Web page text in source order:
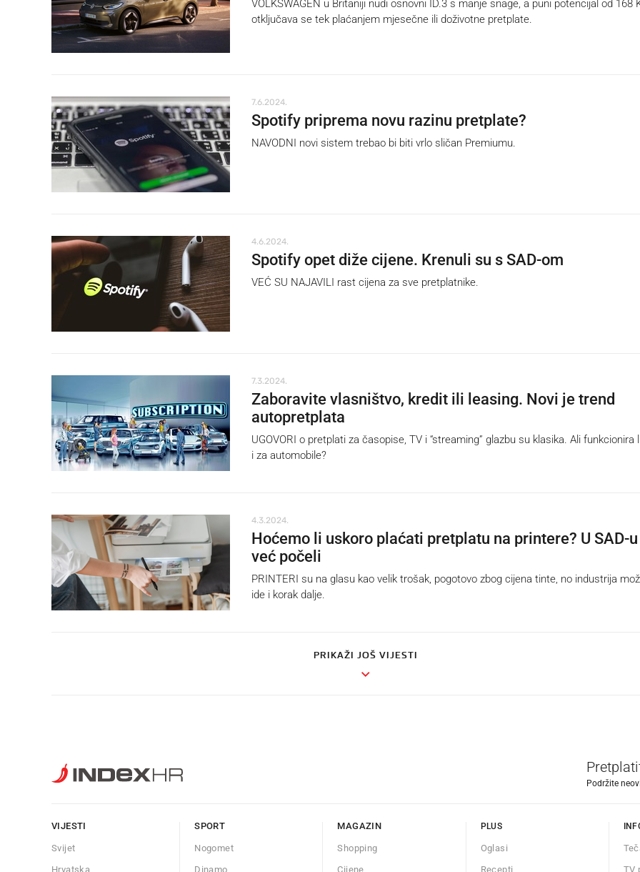
VOLKSWAGEN u Britaniji nudi osnovni ID.3 s manje snage, a puni potencijal od 168
otključava se tek plaćanjem mjesečne ili doživotne pretplate.
7.6.2024.
Spotify priprema novu razinu pretplate?
NAVODNI novi sistem trebao bi biti vrlo sličan Premiumu.
4.6.2024.
Spotify opet diže cijene. Krenuli su s SAD-om
VEĆ SU NAJAVILI rast cijena za sve pretplatnike.
7.3.2024.
Zaboravite vlasništvo, kredit ili leasing. Novi je trend
autopretplata
UGOVORI o pretplati za časopise, TV i “streaming” glazbu su klasika. Ali funkcionira
i za automobile?
4.3.2024.
Hoćemo li uskoro plaćati pretplatu na printere? U SAD-
već počeli
PRINTERI su na glasu kao velik trošak, pogotovo zbog cijena tinte, no industrija
ide i korak dalje.
PRIKAŽI JOŠ VIJESTI
Podržite
VIJESTI
Svijet
Hrvatska
SPORT
Nogomet
Dinamo
MAGAZIN
Shopping
Cijene
PLUS
Oglasi
Recepti
TV